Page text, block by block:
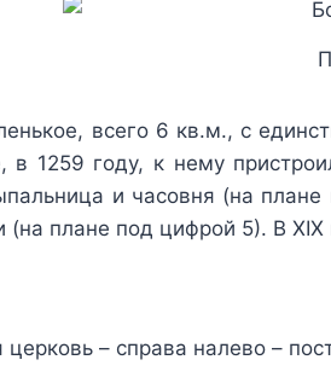
всего 6 кв.м., с
в 1259 году, к нему
и часовня (на
(на плане под цифрой 5). В
– справа налево –